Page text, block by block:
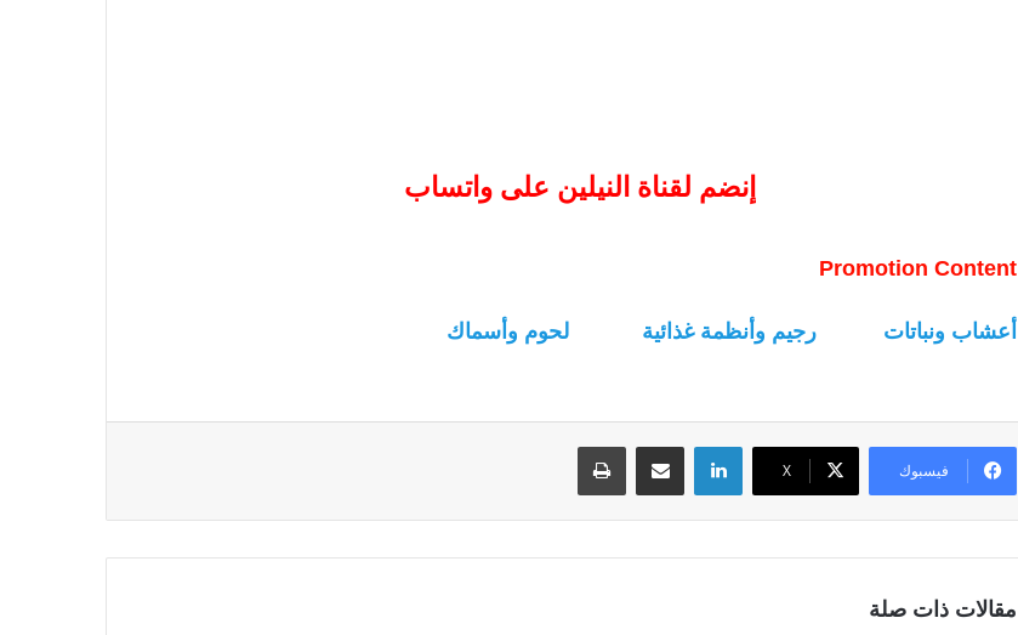
إنضم لقناة النيلين على واتساب
Promotion Content
أعشاب ونباتات رجيم وأنظمة غذائية لحوم وأسماك
فيسبوك ‫X
لينكدإن
مقالات ذات صلة